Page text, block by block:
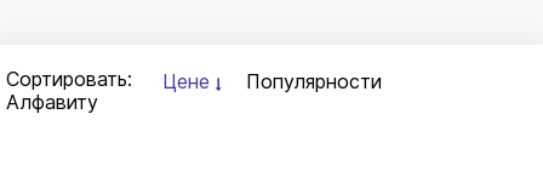
Сортировать: Цене
Популярности
Алфавиту